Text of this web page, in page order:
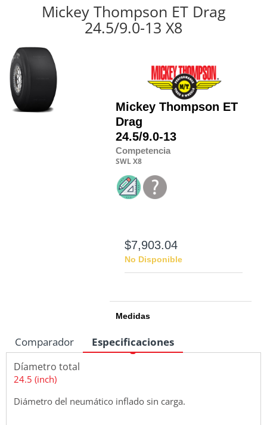
Mickey Thompson ET Drag
24.5/9.0-13 X8
Mickey Thompson ET
Drag
24.5/9.0-13
Competencia
SWLX8
$7,903.04
No Disponible
Medidas
Comparador Especificaciones
Díametro total
24.5 (inch)
Diámetro del neumático inflado sin carga.